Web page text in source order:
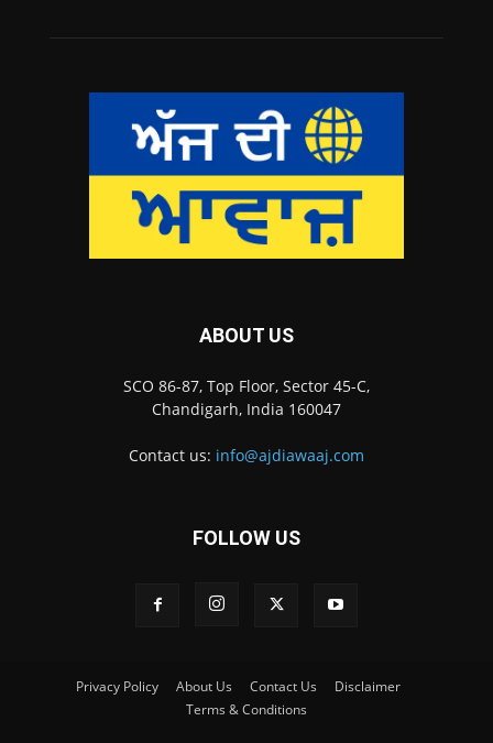
ABOUT US
SCO 86-87, Top Floor, Sector 45-C,
Chandigarh, India 160047
Contact us: info@ajdiawaaj.com
FOLLOW US
Privacy Policy About Us Contact Us
Disclaimer
Terms & Conditions